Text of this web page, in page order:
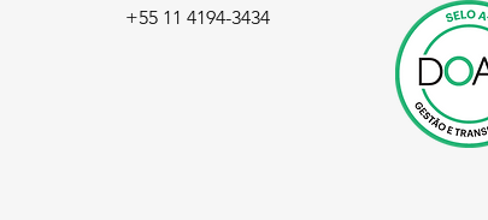
+55 11 4194-3434